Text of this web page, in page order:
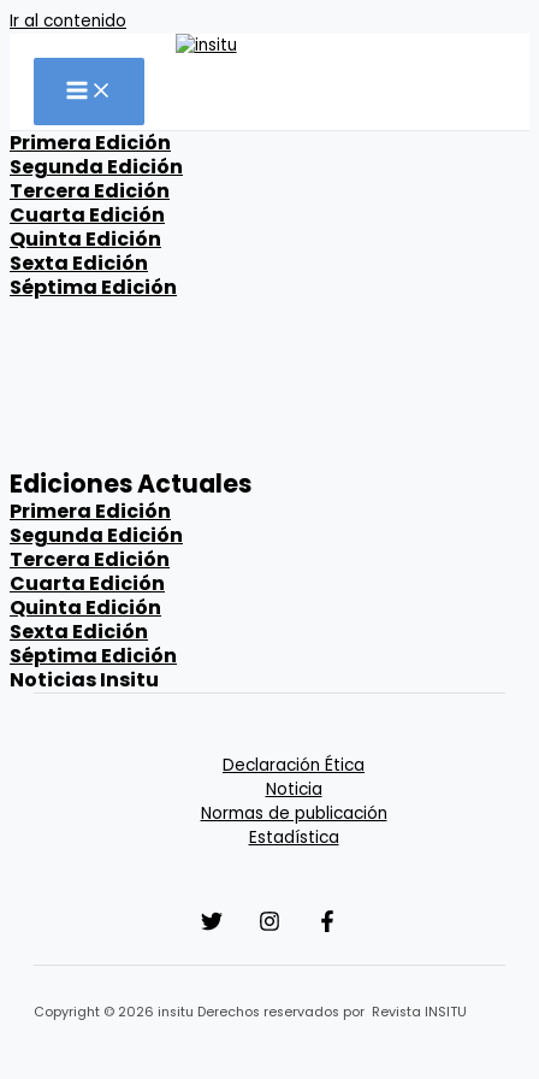
Ir al contenido
Primera Edición
Segunda Edición
Tercera Edición
Cuarta Edición
Quinta Edición
Sexta Edición
Séptima Edición
Ediciones Actuales
Primera Edición
Segunda Edición
Tercera Edición
Cuarta Edición
Quinta Edición
Sexta Edición
Séptima Edición
Noticias Insitu
Declaración Ética
Noticia
Normas de publicación
Estadística
Copyright © 2026 insitu Derechos reservados por Revista INSITU